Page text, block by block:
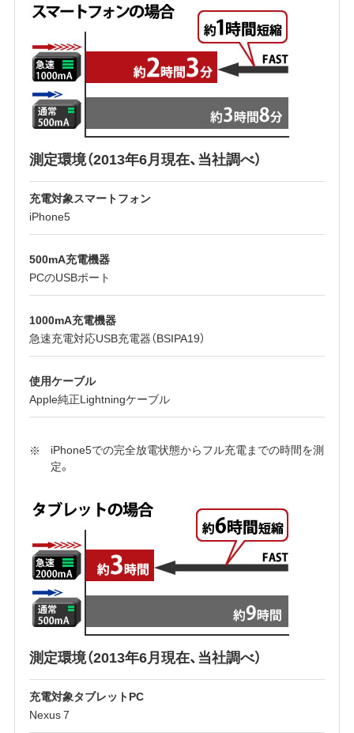
測定環境（2013年6月現在、当社調べ）
充電対象スマートフォン
iPhone5
500mA充電機器
PCのUSBポート
1000mA充電機器
急速充電対応USB充電器（BSIPA19）
使用ケーブル
Apple純正Lightningケーブル
iPhone5での完全放電状態からフル充電までの時間を測
定。
測定環境（2013年6月現在、当社調べ）
充電対象タブレットPC
Nexus 7